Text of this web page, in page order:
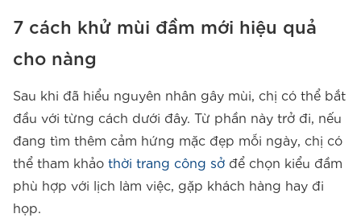
7 cách khử mùi đầm mới hiệu quả
cho nàng
Sau khi đã hiểu nguyên nhân gây mùi, chị có thể bắt
đầu với từng cách dưới đây. Từ phần này trở đi, nếu
đang tìm thêm cảm hứng mặc đẹp mỗi ngày, chị có
thể tham khảo thời trang công sở để chọn kiểu đầm
phù hợp với lịch làm việc, gặp khách hàng hay đi
họp.